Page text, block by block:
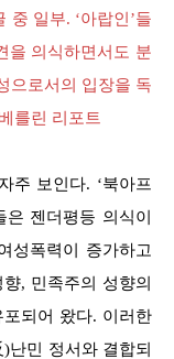
일부. ‘아랍인’들
을 의식하면서도 분
으로서의 입장을 독
를린 리포트
주 보인다. ‘북아프
젠더평등 의식이
성폭력이 증가하고
, 민족주의 성향의
되어 왔다. 이러한
난민 정서와 결합되